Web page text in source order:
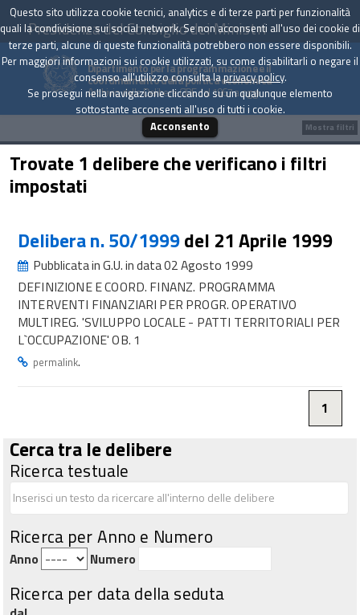
Presidenza del Consiglio dei Ministri
Dipartimento per la programmazione e il
coordinamento della politica economica
Archivio delle Delibere CIPE dal 1967 a oggi
Trovate 1 delibere che verificano i filtri
impostati
Delibera n. 50/1999del 21 Aprile 1999
Pubblicata in G.U. in data 02 Agosto 1999
DEFINIZIONE E COORD. FINANZ. PROGRAMMA
INTERVENTI FINANZIARI PER PROGR. OPERATIVO
MULTIREG. 'SVILUPPO LOCALE - PATTI TERRITORIALI PER
L`OCCUPAZIONE' OB. 1
permalink.
1
Cerca tra le delibere
Ricerca testuale
Ricerca per Anno e Numero
Anno Numero
Ricerca per data della seduta
Mostra filtri
Questo sito utilizza cookie tecnici, analytics e di terze parti per funzionalità
quali la condivisione sui social network. Se non acconsenti all'uso dei cookie di
terze parti, alcune di queste funzionalità potrebbero non essere disponibili.
Per maggiori informazioni sui cookie utilizzati, su come disabilitarli o negare il
consenso all'utilizzo consulta laprivacy policy.
Se prosegui nella navigazione cliccando su un qualunque elemento
sottostante acconsenti all'uso di tutti i cookie.
Acconsento